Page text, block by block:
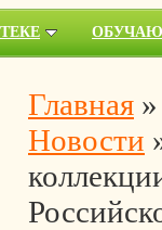
Главная
Новости